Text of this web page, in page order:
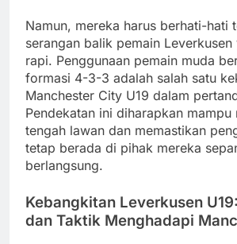
Namun, mereka harus berhati-hati
serangan balik pemain Leverkusen
rapi. Penggunaan pemain muda
formasi 4-3-3 adalah salah satu
Manchester City U19 dalam
Pendekatan ini diharapkan mampu
tengah lawan dan memastikan
tetap berada di pihak mereka
berlangsung.
Kebangkitan Leverkusen
dan Taktik Menghadapi